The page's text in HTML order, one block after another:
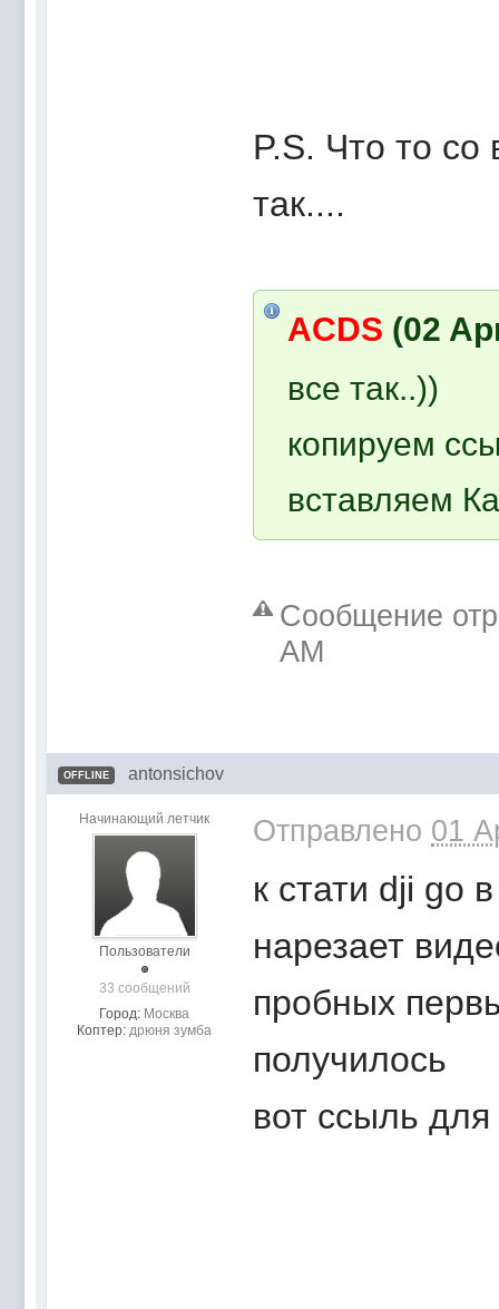
P.S. Что то
так....
ACDS (02
все так..))
копируем
вставляем
Сообщение
AM
OFFLINE antonsichov
Начинающий летчик
Пользователи
33 сообщений
Город: Москва
Коптер: дрюня зумба
Отправлено 01
к стати dji go
нарезает
пробных
получилось
вот ссыль